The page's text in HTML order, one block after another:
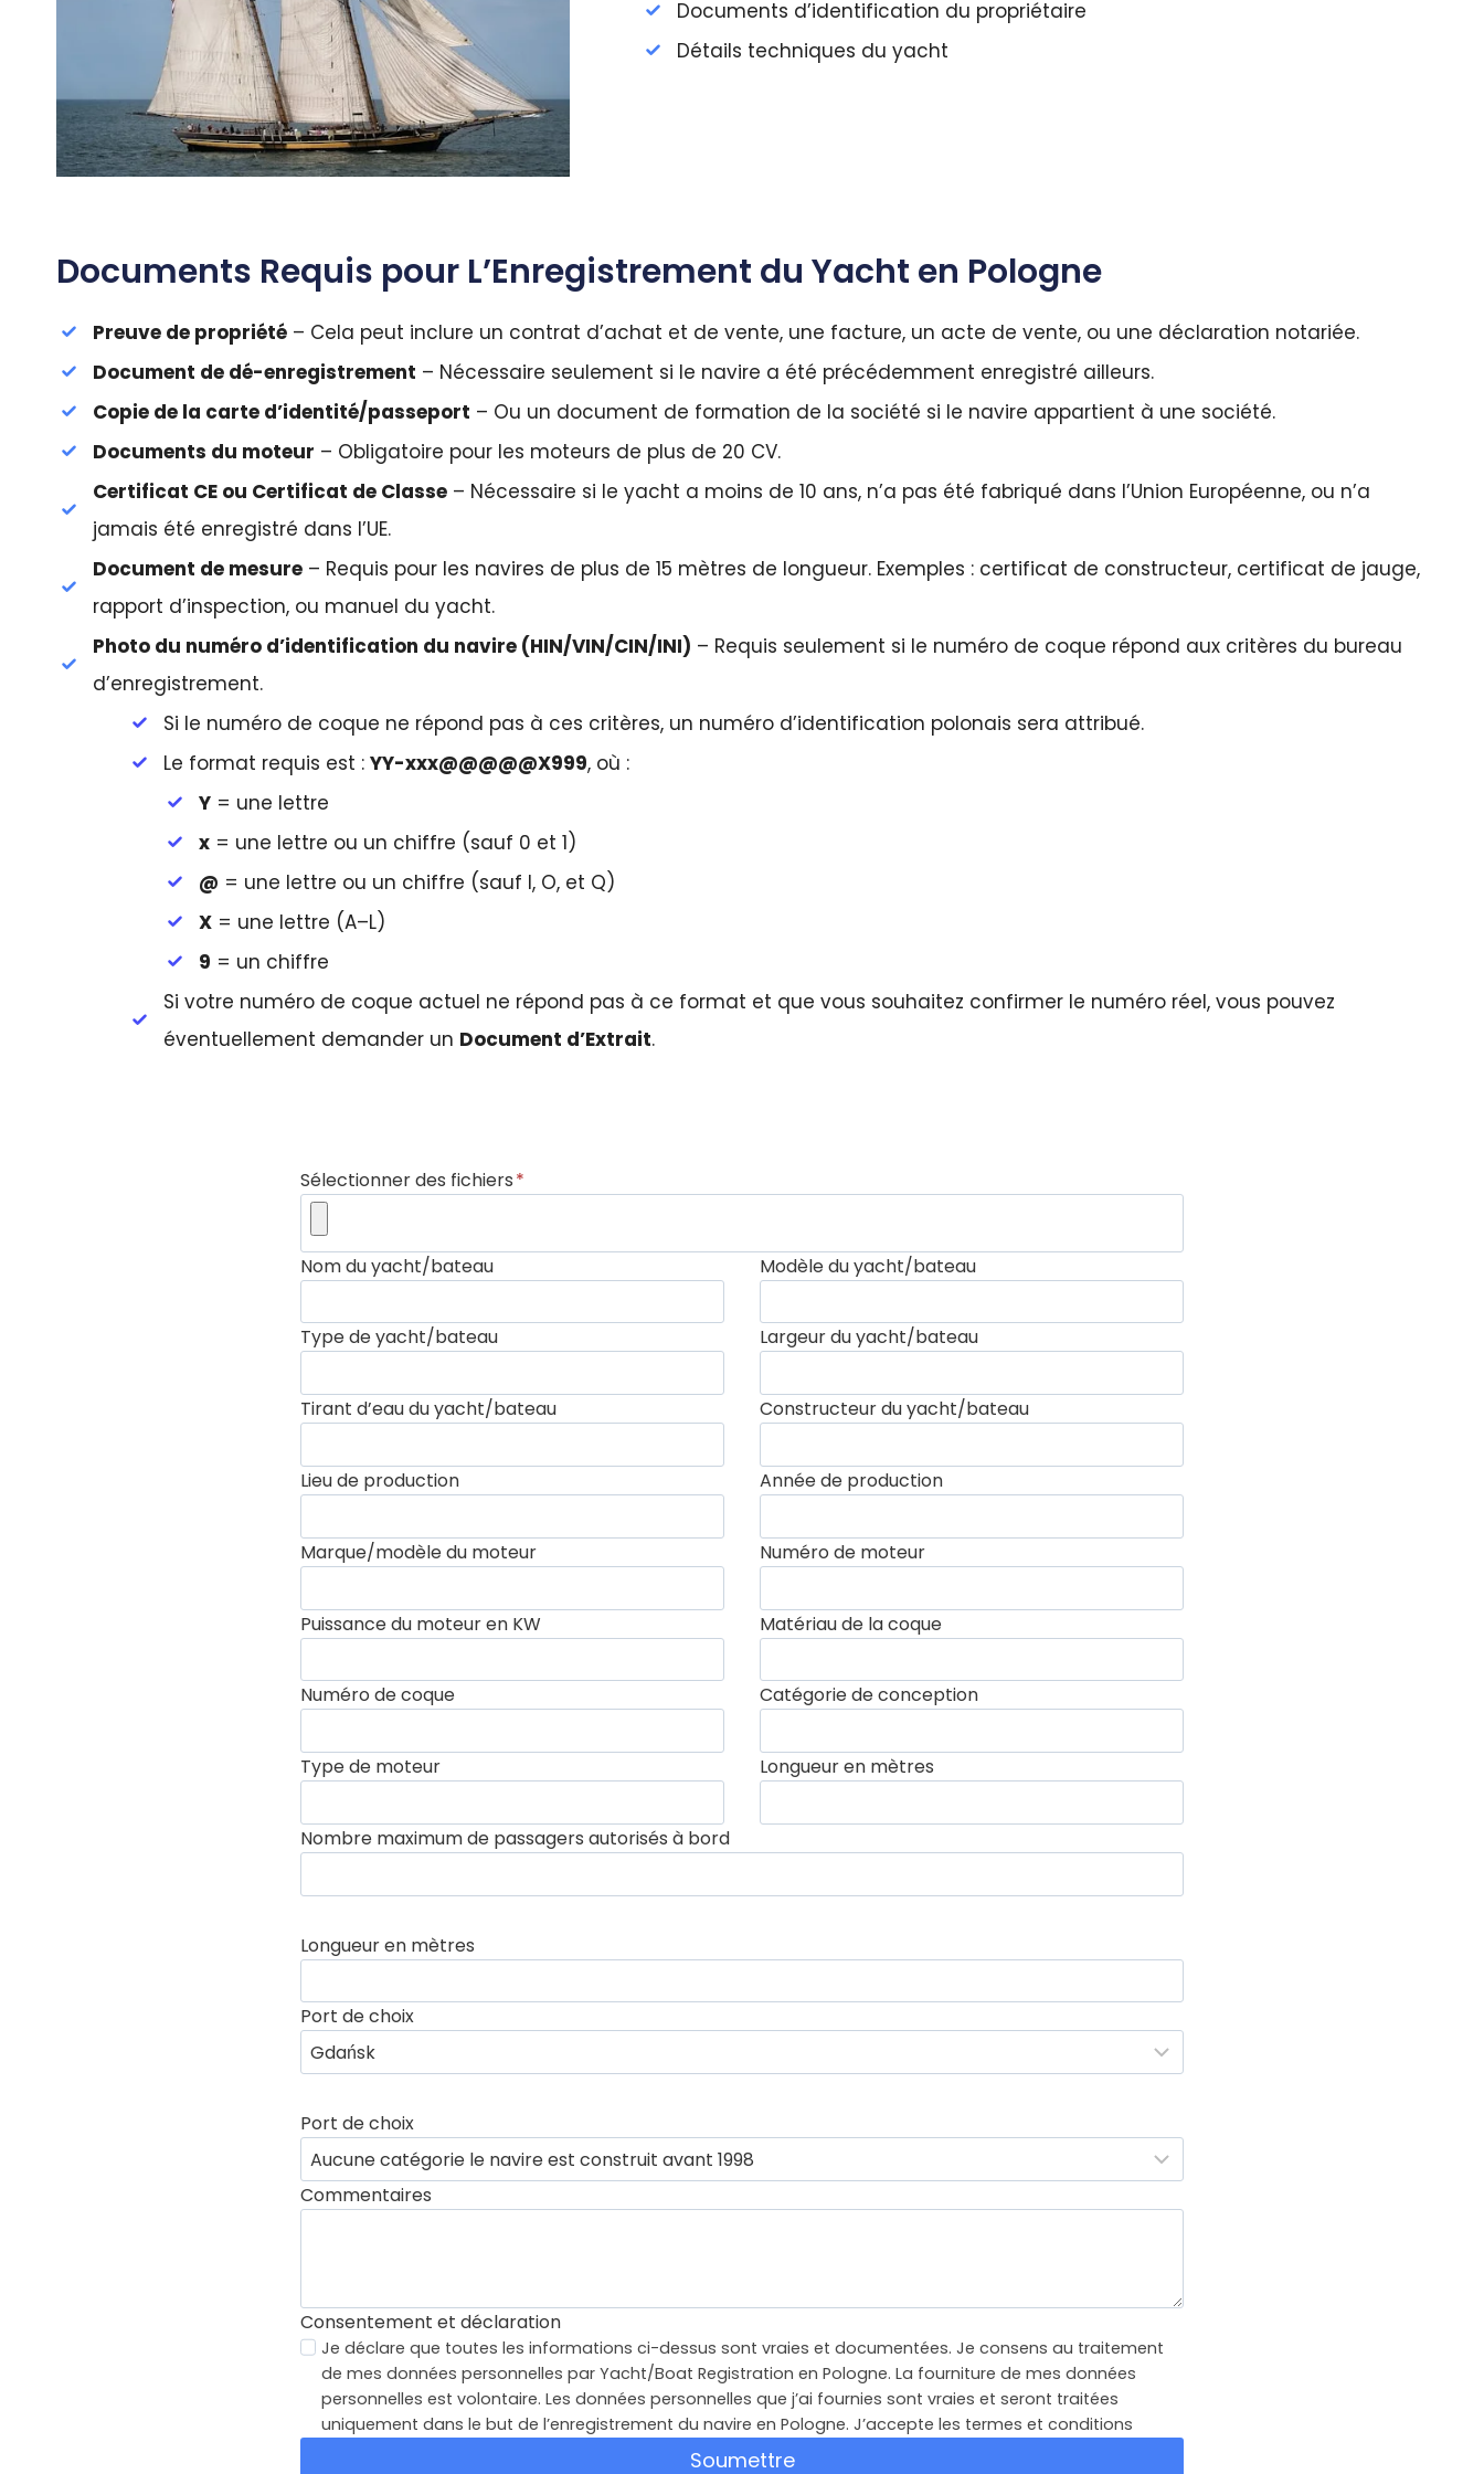
Documents d’identification du propriétaire
Détails techniques du yacht
Documents Requis pour L’Enregistrement du Yacht en Pologne
Preuve de propriété – Cela peut inclure un contrat d’achat et de vente, une facture, un acte de vente, ou une déclaration notariée.
Document de dé-enregistrement – Nécessaire seulement si le navire a été précédemment enregistré ailleurs.
Copie de la carte d’identité/passeport – Ou un document de formation de la société si le navire appartient à une société.
Documents du moteur – Obligatoire pour les moteurs de plus de 20 CV.
Certificat CE ou Certificat de Classe – Nécessaire si le yacht a moins de 10 ans, n’a pas été fabriqué dans l’Union Européenne, ou n’a
jamais été enregistré dans l’UE.
Document de mesure – Requis pour les navires de plus de 15 mètres de longueur. Exemples : certificat de constructeur, certificat de jauge,
rapport d’inspection, ou manuel du yacht.
Photo du numéro d’identification du navire (HIN/VIN/CIN/INI) – Requis seulement si le numéro de coque répond aux critères du bureau
d’enregistrement.
Si le numéro de coque ne répond pas à ces critères, un numéro d’identification polonais sera attribué.
Le format requis est : YY-xxx@@@@@X999, où :
Y = une lettre
x = une lettre ou un chiffre (sauf 0 et 1)
@ = une lettre ou un chiffre (sauf I, O, et Q)
X = une lettre (A–L)
9 = un chiffre
Si votre numéro de coque actuel ne répond pas à ce format et que vous souhaitez confirmer le numéro réel, vous pouvez
éventuellement demander un Document d’Extrait.
Sélectionner des fichiers*
Nom du yacht/bateau Modèle du yacht/bateau
Type de yacht/bateau Largeur du yacht/bateau
Tirant d’eau du yacht/bateau Constructeur du yacht/bateau
Lieu de production Année de production
Marque/modèle du moteur Numéro de moteur
Puissance du moteur en KW Matériau de la coque
Numéro de coque Catégorie de conception
Type de moteur Longueur en mètres
Nombre maximum de passagers autorisés à bord
Longueur en mètres
Port de choix
Port de choix
Commentaires
Consentement et déclaration
Je déclare que toutes les informations ci-dessus sont vraies et documentées. Je consens au traitement
de mes données personnelles par Yacht/Boat Registration en Pologne. La fourniture de mes données
personnelles est volontaire. Les données personnelles que j’ai fournies sont vraies et seront traitées
uniquement dans le but de l’enregistrement du navire en Pologne. J’accepte les termes et conditions
Soumettre